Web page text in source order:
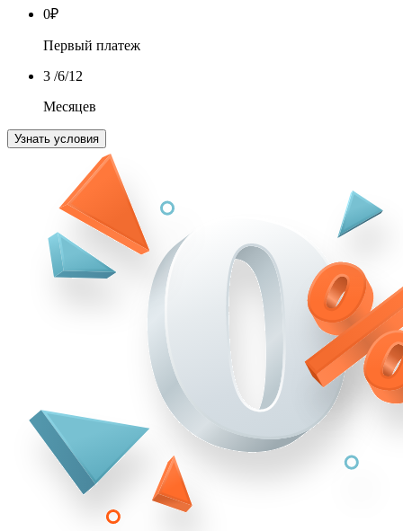
0₽
Первый платеж
3 /6/12
Месяцев
Узнать условия